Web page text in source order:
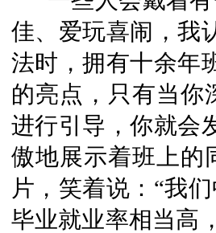
佳、爱玩喜闹，我
法时，拥有十余年
的亮点，只有当你
进行引导，你就会
傲地展示着班上的
片，笑着说：“我
毕业就业率相当高